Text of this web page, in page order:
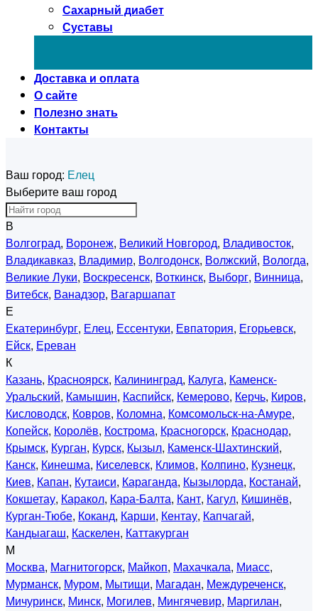
Сахарный диабет
Суставы
Доставка и оплата
О сайте
Полезно знать
Контакты
Ваш город: Елец
Выберите ваш город
В
Волгоград, Воронеж, Великий Новгород, Владивосток,
Владикавказ, Владимир, Волгодонск, Волжский, Вологда,
Великие Луки, Воскресенск, Воткинск, Выборг, Винница,
Витебск, Ванадзор, Вагаршапат
Е
Екатеринбург, Елец, Ессентуки, Евпатория, Егорьевск,
Ейск, Ереван
К
Казань, Красноярск, Калининград, Калуга, Каменск-
Уральский, Камышин, Каспийск, Кемерово, Керчь, Киров,
Кисловодск, Ковров, Коломна, Комсомольск-на-Амуре,
Копейск, Королёв, Кострома, Красногорск, Краснодар,
Крымск, Курган, Курск, Кызыл, Каменск-Шахтинский,
Канск, Кинешма, Киселевск, Климов, Колпино, Кузнецк,
Киев, Капан, Кутаиси, Караганда, Кызылорда, Костанай,
Кокшетау, Каракол, Кара-Балта, Кант, Кагул, Кишинёв,
Курган-Тюбе, Коканд, Карши, Кентау, Капчагай,
Кандыагаш, Каскелен, Каттакурган
М
Москва, Магнитогорск, Майкоп, Махачкала, Миасс,
Мурманск, Муром, Мытищи, Магадан, Междуреченск,
Мичуринск, Минск, Могилев, Мингячевир, Маргилан,